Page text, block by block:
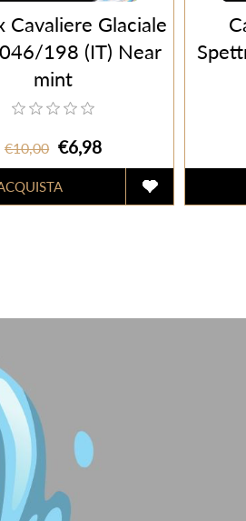
Cavaliere Glaciale
198 (IT) Near
mint
€10,00 €6,98